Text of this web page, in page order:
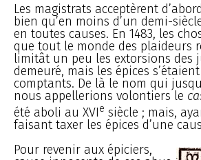
Les magistrats acceptèrent
bien qu’en moins d’un demi-
en toutes causes. En 1483, les
que tout le monde des plaideurs
limitât un peu les extorsions des
demeuré, mais les épices
comptants. De là le nom qui
nous appellerions volontiers le
été aboli au XVIe siècle ; mais,
faisant taxer les épices d’une
Pour revenir aux épiciers,